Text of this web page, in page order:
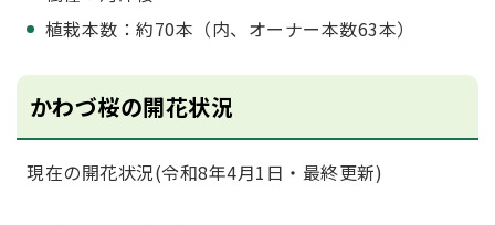
植栽本数：約70本（内、オーナー本数63本）
かわづ桜の開花状況
現在の開花状況(令和8年4月1日・最終更新)